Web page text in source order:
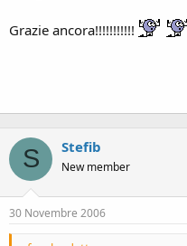
Grazie ancora!!!!!!!!!!!
S Stefib
New member
30 Novembre 2006